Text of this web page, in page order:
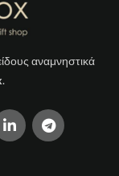
αναμνηστικά
.